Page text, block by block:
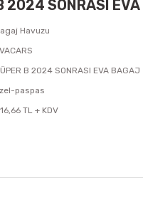
2024 SONRASI
Havuzu
B 2024 SONRASI EVA BAGAJ
paspas
TL + KDV